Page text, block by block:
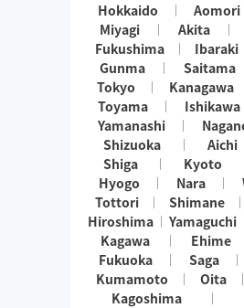
Hokkaido Aomori
Miyagi
Akita
Fukushima
Ibaraki
Gunma
Saitama
Tokyo
Kanagawa
Toyama
Ishikawa
Yamanashi
Shizuoka
Aichi
Shiga
Kyoto
Hyogo
Nara
Tottori
Shimane
Hiroshima
Yamaguchi
Kagawa
Ehime
Fukuoka
Saga
Kumamoto
Oita
Kagoshima